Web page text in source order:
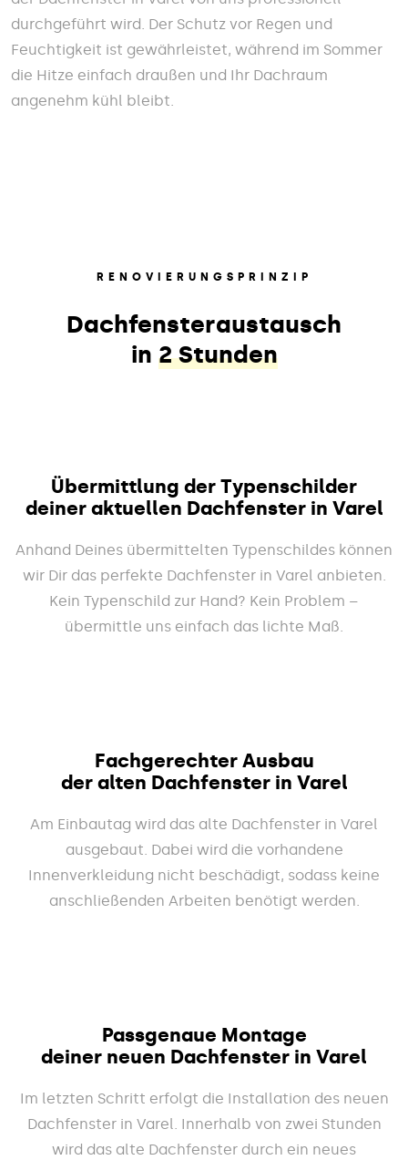
durchgeführt wird. Der Schutz vor Regen und
Feuchtigkeit ist gewährleistet, während im Sommer
die Hitze einfach draußen und Ihr Dachraum
angenehm kühl bleibt.
RENOVIERUNGSPRINZIP
Dachfensteraustausch
in 2 Stunden
Übermittlung der Typenschilder
deiner aktuellen Dachfenster in Varel
Anhand Deines übermittelten Typenschildes können
wir Dir das perfekte Dachfenster in Varel anbieten.
Kein Typenschild zur Hand? Kein Problem –
übermittle uns einfach das lichte Maß.
Fachgerechter Ausbau
der alten Dachfenster in Varel
Am Einbautag wird das alte Dachfenster in Varel
ausgebaut. Dabei wird die vorhandene
Innenverkleidung nicht beschädigt, sodass keine
anschließenden Arbeiten benötigt werden.
Passgenaue Montage
deiner neuen Dachfenster in Varel
Im letzten Schritt erfolgt die Installation des neuen
Dachfenster in Varel. Innerhalb von zwei Stunden
wird das alte Dachfenster durch ein neues